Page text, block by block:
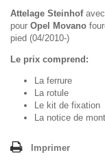
Attelage Steinhof
pour Opel Movano
pied (04/2010-)
Le prix comprend:
La ferrure
La rotule
Le kit de fixation
La notice de
Imprimer